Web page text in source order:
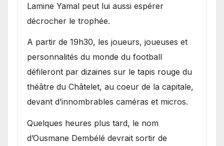
Lamine Yamal peut lui aussi espérer
décrocher le trophée.
A partir de 19h30, les joueurs, joueuses et
personnalités du monde du football
défileront par dizaines sur le tapis rouge du
théâtre du Châtelet, au coeur de la capitale,
devant d’innombrables caméras et micros.
Quelques heures plus tard, le nom
d’Ousmane Dembélé devrait sortir de